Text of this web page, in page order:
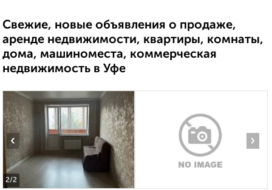
Свежие, новые объявления о продаже,
аренде недвижимости, квартиры, комнаты,
дома, машиноместа, коммерческая
недвижимость в Уфе
2/2
‹ ›